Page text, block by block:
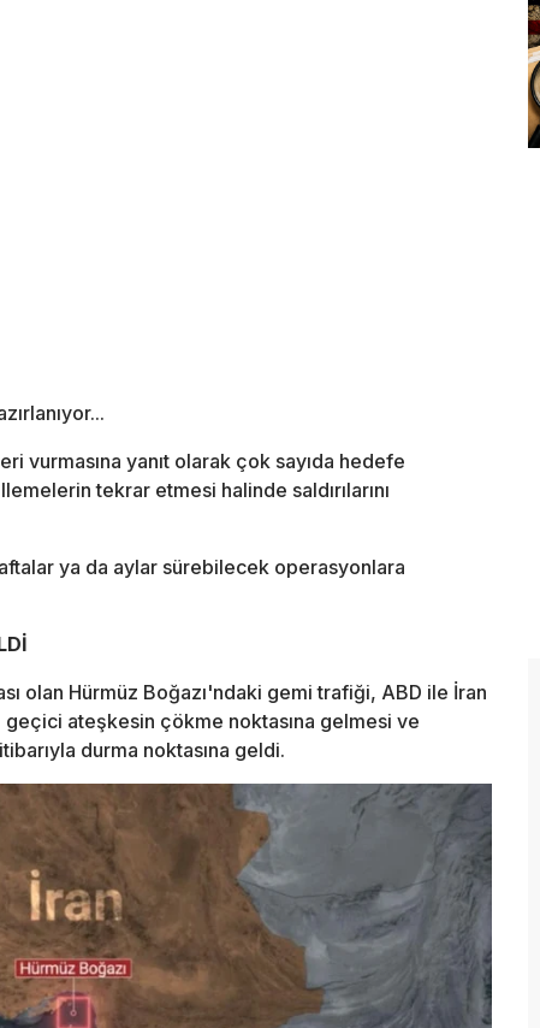
vurmasına yanıt olarak çok sayıda hedefe
tekrar etmesi halinde saldırılarını
ya da aylar sürebilecek operasyonlara
olan Hürmüz Boğazı'ndaki gemi trafiği, ABD ile İran
geçici ateşkesin çökme noktasına gelmesi ve
durma noktasına geldi.